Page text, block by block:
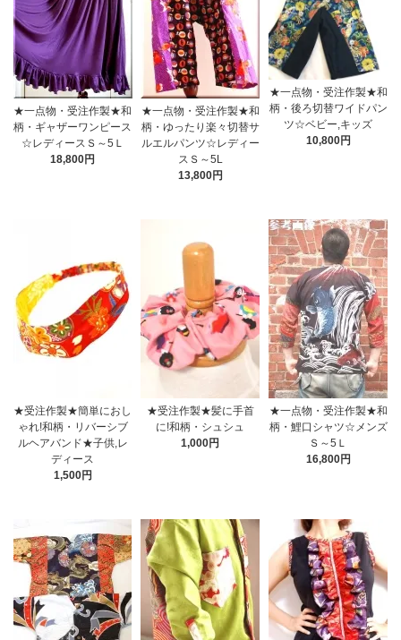
★一点物・受注作製★和
柄・ギャザーワンピース
☆レディースＳ～5Ｌ
18,800円
★一点物・受注作製★和
柄・ゆったり楽々切替サ
ルエルパンツ☆レディー
スＳ～5L
13,800円
★一点物・受注作製★和
柄・後ろ切替ワイドパン
ツ☆ベビー,キッズ
10,800円
★受注作製★簡単におし
ゃれ!和柄・リバーシブ
ルヘアバンド★子供,レ
ディース
1,500円
★受注作製★髪に手首
に!和柄・シュシュ
1,000円
★一点物・受注作製★和
柄・鯉口シャツ☆メンズ
Ｓ～5Ｌ
16,800円